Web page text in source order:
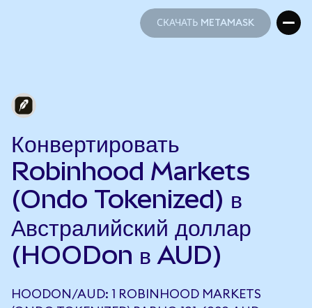
СКАЧАТЬ METAMASK
Конвертировать
Robinhood Markets
(Ondo Tokenized) в
Австралийский доллар
(HOODon в AUD)
HOODON/AUD: 1 ROBINHOOD MARKETS